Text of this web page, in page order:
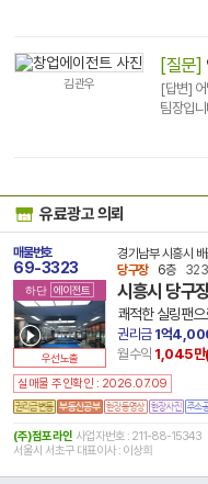
해야 하
김관우
[질문]
[답변]
팀장입
해야 하
유료광고 의뢰
매물번호
69-3323
하단 에이전트
우선노출
경기남부 시흥시
당구장
6층
시흥시 당구
쾌적한 실링팬
권리금1억
월수익 1,045만
실매물 주인확인 : 2026.07.09
(주)점포라인 사업자번호 : 211-88-15343
서울시 서초구 대표이사 : 이상희